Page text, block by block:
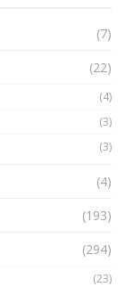
ảnh hưởng
cập
(7)
(22)
(4)
(3)
(3)
(4)
(193)
(294)
(23)